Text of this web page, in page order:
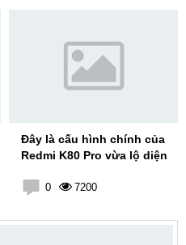
Đây là cấu hình chính của
Redmi K80 Pro vừa lộ diện
0 7200